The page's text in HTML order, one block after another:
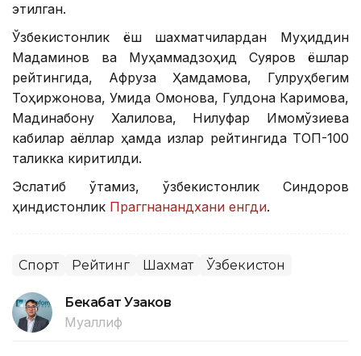
этилган.
Ўзбекистонлик ёш шахматчилардан Муҳиддин
Мадаминов ва Муҳаммадзоҳид Суяров ёшлар
рейтингида, Афруза Ҳамдамова, Гулруҳбегим
Тоҳиржонова, Умида Омонова, Гулдона Каримова,
Мадинабону Халилова, Нилуфар Имомқўзиева
кабилар аёллар ҳамда қизлар рейтингида ТОП-100
таликка киритилди.
Эслатиб ўтамиз, ўзбекистонлик Синдоров
ҳиндистонлик Праггнанандхани енгди.
Спорт Рейтинг Шахмат Ўзбекистон
Бекабат Узаков
Муаллиф